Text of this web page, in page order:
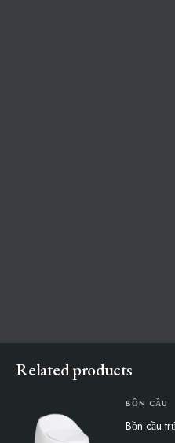
Related products
BỒN CẦU
Bồn cầu